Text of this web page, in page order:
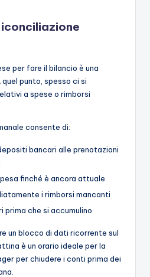
per fare il bilancio è una
punto, spesso ci si
a spese o rimborsi
consente di:
bancari alle prenotazioni
finché è ancora attuale
i rimborsi mancanti
prima che si accumulino
un blocco di dati ricorrente sul
è un orario ideale per la
per chiudere i conti prima dei